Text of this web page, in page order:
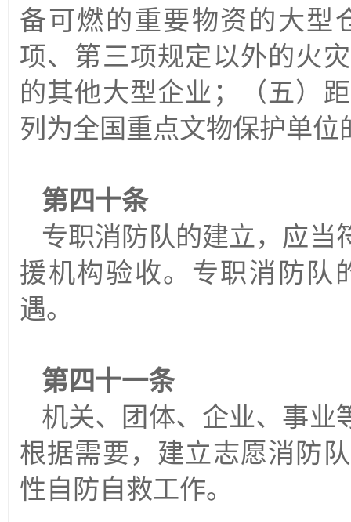
备可燃的重要物资的大型
项、第三项规定以外的火
的其他大型企业；（五）
列为全国重点文物保护单
第四十条
专职消防队的建立，应当
援机构验收。专职消防队
遇。
第四十一条
机关、团体、企业、事业
根据需要，建立志愿消防
性自防自救工作。